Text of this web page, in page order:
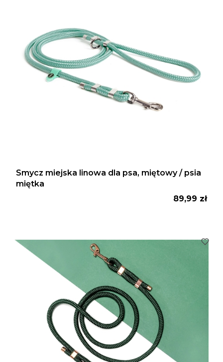
Smycz miejska linowa dla psa, miętowy / psia
miętka
Cena
89,99 zł